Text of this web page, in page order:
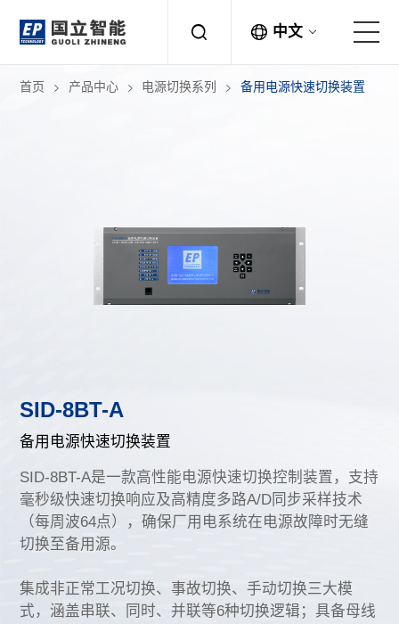
关于国立
加入我们
中文
首页 产品中心 电源切换系列 备用电源快速切换装置
SID-8BT-A
备用电源快速切换装置
SID-8BT-A是一款高性能电源快速切换控制装置，支持
毫秒级快速切换响应及高精度多路A/D同步采样技术
（每周波64点），确保厂用电系统在电源故障时无缝
切换至备用源。
集成非正常工况切换、事故切换、手动切换三大模
式，涵盖串联、同时、并联等6种切换逻辑；具备母线